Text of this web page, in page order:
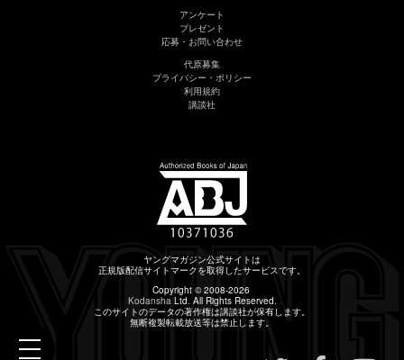
toggle
アンケート
プレゼント
応募・お問い合わせ
代原募集
プライバシー・ポリシー
利用規約
講談社
ヤングマガジン公式サイトは
正規版配信サイトマークを取得したサービスです。
Copyright © 2008-2026
KodanshaLtd. All Rights Reserved.
このサイトのデータの著作権は講談社が保有します。
無断複製転載放送等は禁止します。